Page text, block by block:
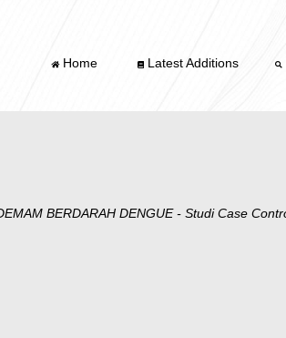
Home Latest Additions
BERDARAH DENGUE - Studi Case